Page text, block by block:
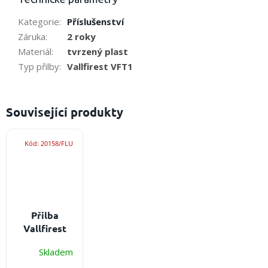
Související produkty
Přilba
Vallfirest
pro
Skladem
Kód: 20158/FLU
Kategorie: Příslušenství
Záruka:
2 roky
Materiál:
tvrzený plast
Typ přilby: Vallfirest VFT1